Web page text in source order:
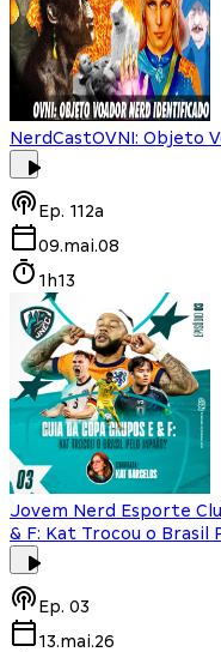
NerdCastOVNI: Objeto
Ep. 112a
09.mai.08
1h13
Jovem Nerd Esporte
& F: Kat Trocou o Brasil
Ep. 03
13.mai.26